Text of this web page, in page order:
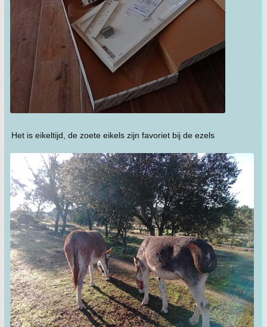
Het is eikeltijd, de zoete eikels zijn favoriet bij de ezels